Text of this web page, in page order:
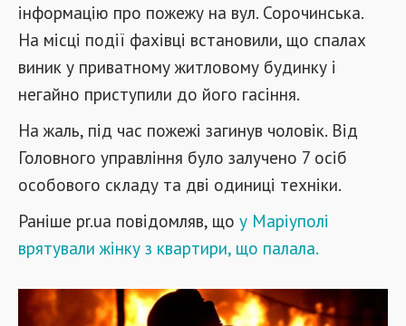
інформацію про пожежу на вул. Сорочинська.
На місці події фахівці встановили, що спалах
виник у приватному житловому будинку і
негайно приступили до його гасіння.
На жаль, під час пожежі загинув чоловік. Від
Головного управління було залучено 7 осіб
особового складу та дві одиниці техніки.
Раніше pr.ua повідомляв, що у Маріуполі
врятували жінку з квартири, що палала.